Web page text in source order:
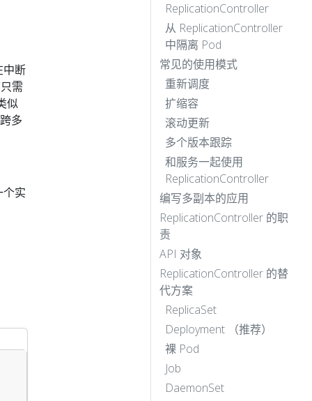
中断
需
似
多
实
ReplicationController
从 ReplicationController
中隔离 Pod
常见的使用模式
重新调度
扩缩容
滚动更新
多个版本跟踪
和服务一起使用
ReplicationController
编写多副本的应用
ReplicationController 的职
责
API 对象
ReplicationController 的替
代方案
ReplicaSet
Deployment （推荐）
裸 Pod
Job
DaemonSet